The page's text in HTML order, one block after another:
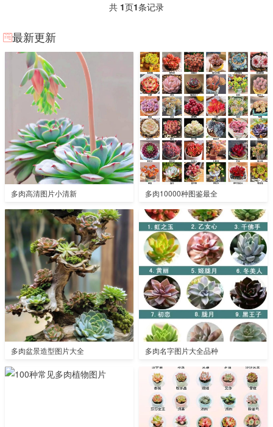
共 1页1条记录
最新更新
多肉高清图片小清新 多肉10000种图鉴最全
多肉盆景造型图片大全 多肉名字图片大全品种